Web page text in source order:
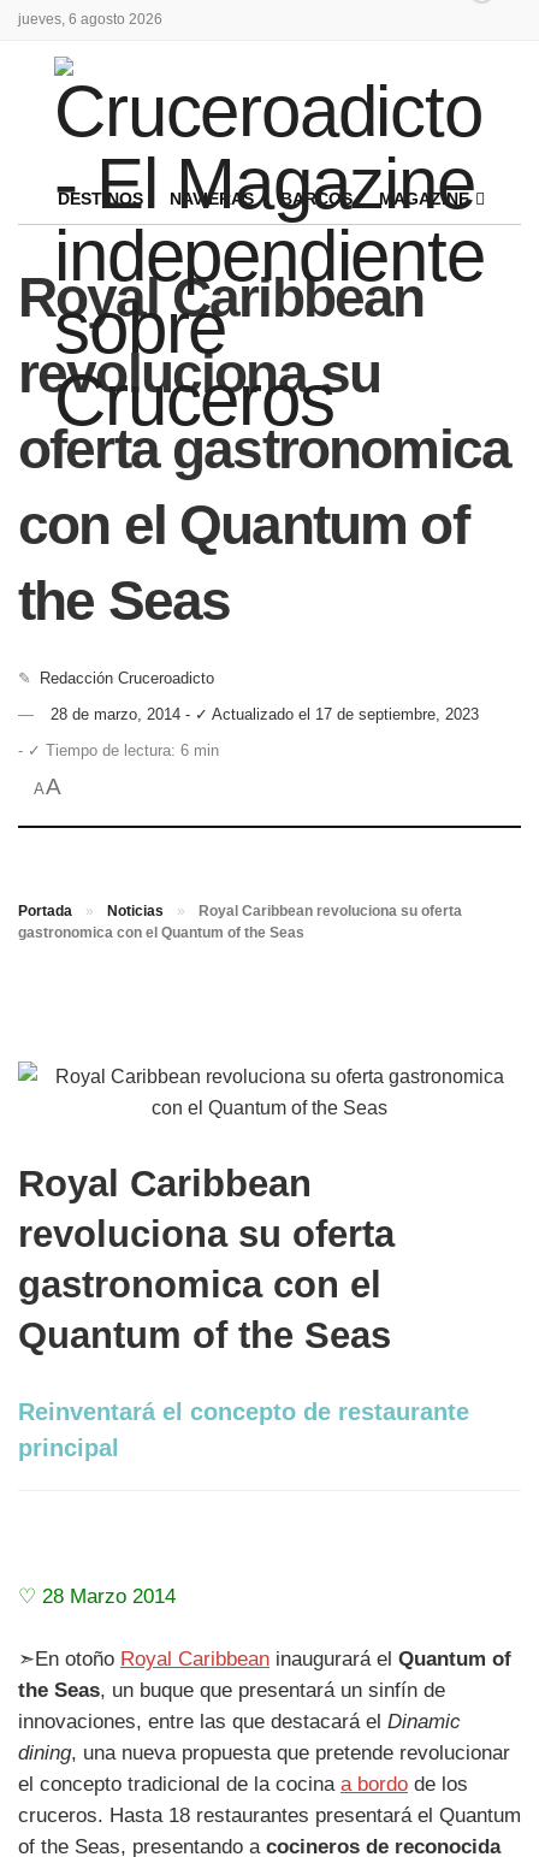
jueves, 6 agosto 2026
DESTINOS NAVIERAS BARCOS MAGAZINE
Royal Caribbean
revoluciona su
oferta gastronomica
con el Quantum of
the Seas
✎
Redacción Cruceroadicto
28 de marzo, 2014 - ✓ Actualizado el 17 de septiembre, 2023
- ✓ Tiempo de lectura: 6 min
AA
Portada » Noticias »
Royal Caribbean revoluciona su oferta
gastronomica con el Quantum of the Seas
Royal Caribbean
revoluciona su oferta
gastronomica con el
Quantum of the Seas
Reinventará el concepto de restaurante
principal
♡ 28 Marzo 2014
➣En otoño Royal Caribbean inaugurará el Quantum of
the Seas, un buque que presentará un sinfín de
innovaciones, entre las que destacará el Dinamic
dining, una nueva propuesta que pretende revolucionar
el concepto tradicional de la cocina a bordo de los
cruceros. Hasta 18 restaurantes presentará el Quantum
of the Seas, presentando a cocineros de reconocida